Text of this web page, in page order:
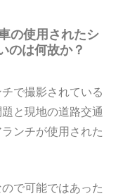
の使用されたシ
のは何故か？
で撮影されている
と現地の道路交通
ンチが使用された
で可能ではあった